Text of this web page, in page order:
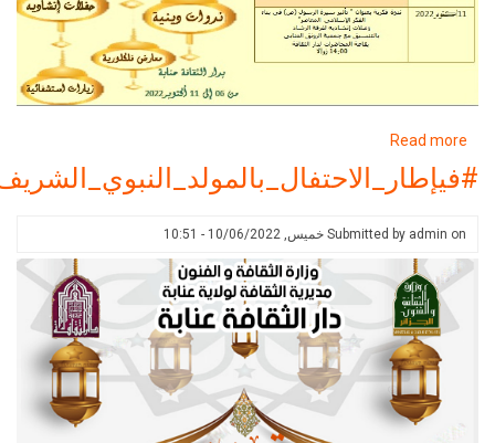
about
#في_إطار_الاحتفال_بالمولد_النبوي_الشريف2022
Submitted خميس, 10/06/2022 - 10:51